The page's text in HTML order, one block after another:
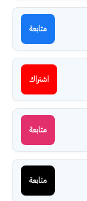
متابعة
اشتراك
متابعة
متابعة